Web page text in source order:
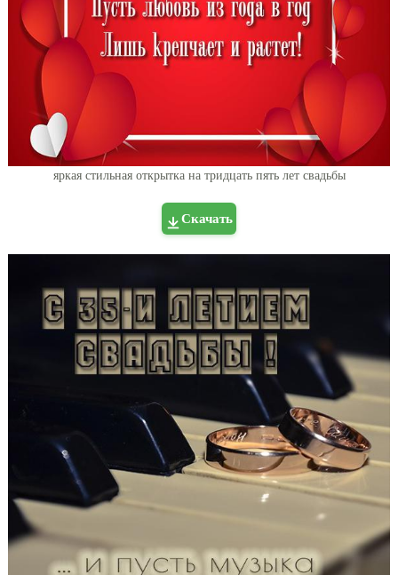
яркая стильная открытка на тридцать пять лет свадьбы
Скачать